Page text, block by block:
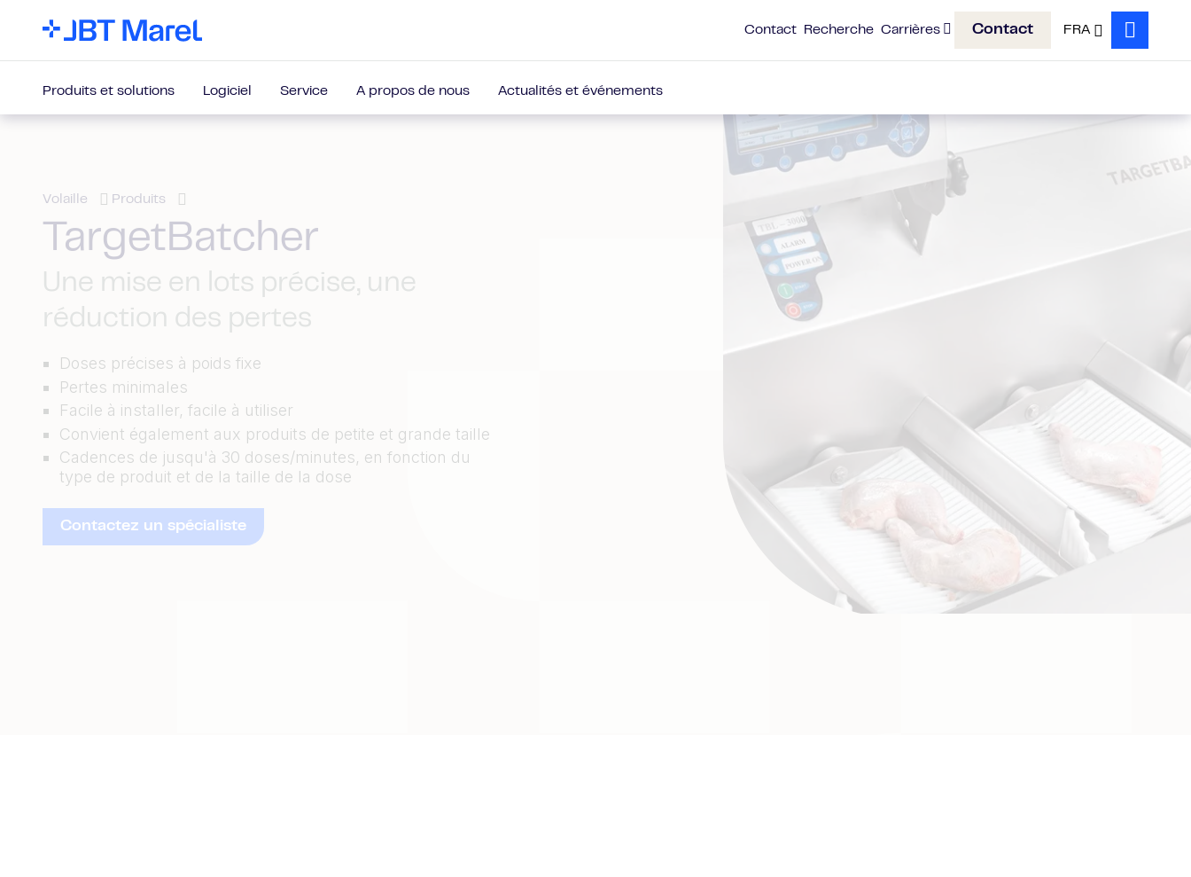
Contact Recherche Carrières Contact FRA
Search
Produits et solutions Logiciel Service A propos de nous Actualités et événements
Volaille Produits
TargetBatcher
Une mise en lots précise, une
réduction des pertes
Doses précises à poids fixe
Pertes minimales
Facile à installer, facile à utiliser
Convient également aux produits de petite et grande taille
Cadences de jusqu'à 30 doses/minutes, en fonction du
type de produit et de la taille de la dose
Contactez un spécialiste